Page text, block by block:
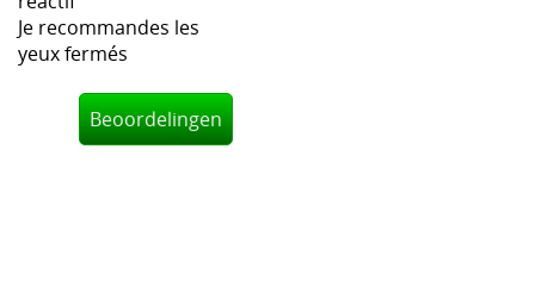
Je recommandes les
yeux fermés
Beoordelingen